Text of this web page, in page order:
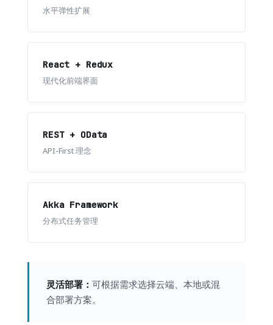
水平弹性扩展
React + Redux
现代化前端界面
REST + OData
API-First 理念
Akka Framework
分布式任务管理
灵活部署： 可根据需求选择云端、本地或混
合部署方案。